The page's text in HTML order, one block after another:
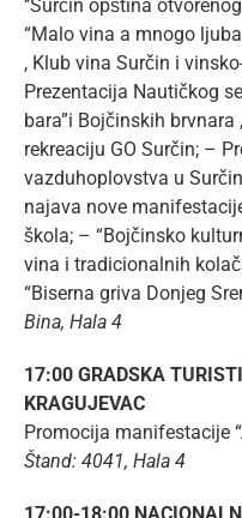
‘’Surčin opština
“Malo vina a mnogo
, Klub vina Surčin i
Prezentacija Nautičkog
bara”i Bojčinskih
rekreaciju GO Surčin; –
vazduhoplovstva u
najava nove
škola; – “Bojčinsko
vina i tradicionalnih
“Biserna griva Donjeg
Bina, Hala 4
17:00 GRADSKA
KRAGUJEVAC
Promocija manifestacije
Štand: 4041, Hala 4